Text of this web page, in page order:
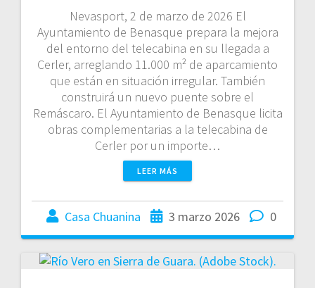
Nevasport, 2 de marzo de 2026 El
Ayuntamiento de Benasque prepara la mejora
del entorno del telecabina en su llegada a
Cerler, arreglando 11.000 m² de aparcamiento
que están en situación irregular. También
construirá un nuevo puente sobre el
Remáscaro. El Ayuntamiento de Benasque licita
obras complementarias a la telecabina de
Cerler por un importe…
LEER MÁS
Casa Chuanina 3 marzo 2026 0